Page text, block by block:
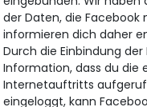
der Daten, die Facebook
informieren dich daher
Durch die Einbindung
Information, dass du die
Internetauftritts
eingeloggt, kann